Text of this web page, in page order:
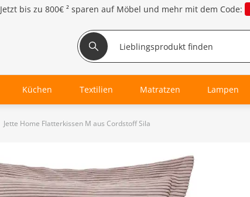
Jetzt bis zu 800€ ² sparen auf Möbel und mehr mit dem Code:
Küchen Textilien Matratzen Lampen
Jette Home Flatterkissen M aus Cordstoff Sila